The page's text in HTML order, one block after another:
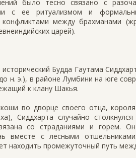
было тесно связано с
с ее ритуализмом и
между брахманами
царей).
Будда Гаутама
н. э.), в районе Лумбини на юге
к клану Шакья.
во дворце своего отца,
Сиддхарта случайно
со страданиями и горем.
вместе с лесными
находить промежуточный путь